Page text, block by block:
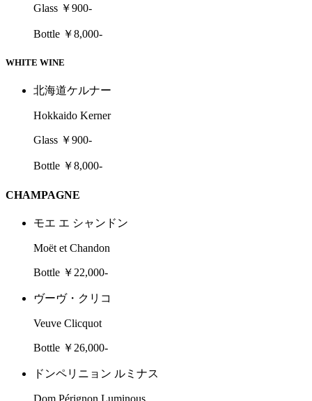
Glass ￥900-
Bottle ￥8,000-
WHITE WINE
北海道ケルナー
Hokkaido Kerner
Glass ￥900-
Bottle ￥8,000-
CHAMPAGNE
モエ エ シャンドン
Moët et Chandon
Bottle ￥22,000-
ヴーヴ・クリコ
Veuve Clicquot
Bottle ￥26,000-
ドンペリニョン ルミナス
Dom Pérignon Luminous